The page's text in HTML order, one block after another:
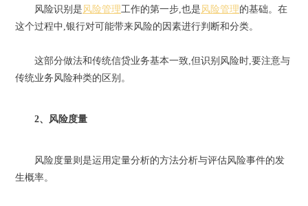
风险识别是 风险管理工作的第一步,也是 风险管理的基础。在
这个过程中,银行对可能带来风险的因素进行判断和分类。
这部分做法和传统信贷业务基本一致,但识别风险时,要注意与
传统业务风险种类的区别。
2、风险度量
风险度量则是运用定量分析的方法分析与评估风险事件的发
生概率。